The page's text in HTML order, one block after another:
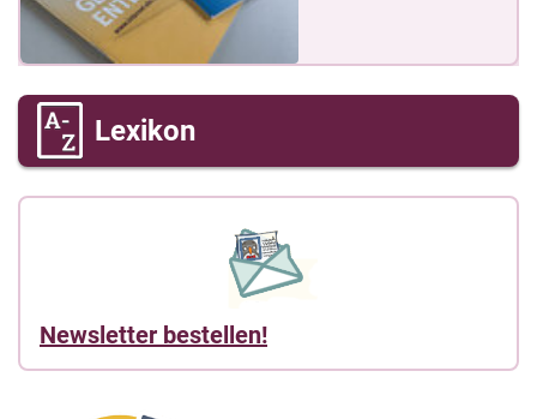
Lexikon
Newsletter bestellen!